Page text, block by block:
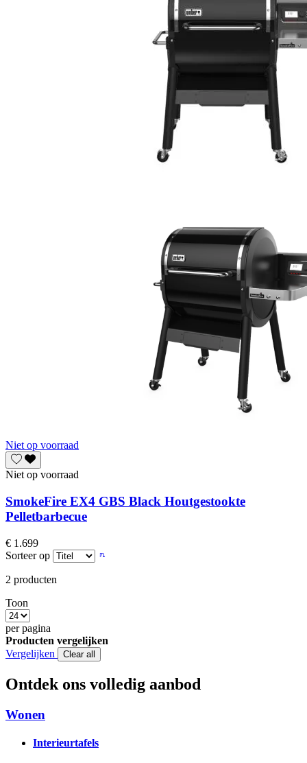
Niet op voorraad
Niet op voorraad
SmokeFire EX4 GBS Black Houtgestookte
Pelletbarbecue
€ 1.699
Sorteer op
2 producten
Toon
per pagina
Producten vergelijken
Vergelijken
Clear all
Ontdek ons volledig aanbod
Wonen
Interieurtafels